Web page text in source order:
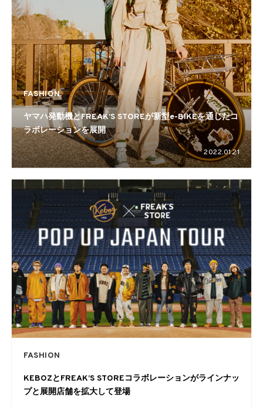
FASHION
ヤマハ発動機とFREAK’S STOREが新型e-BIKEを通じたコ
ラボレーションを展開
2022.01.21
FASHION
KEBOZとFREAK’S STOREコラボレーションがラインナッ
プと展開店舗を拡大して登場